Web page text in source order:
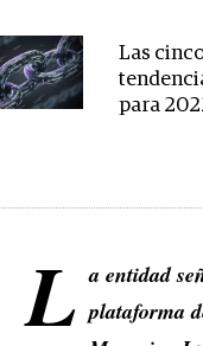
Las
para
L a entidad
plataforma